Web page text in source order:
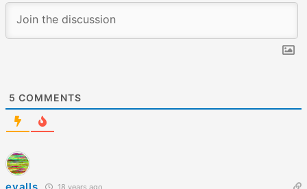
5 COMMENTS
18 years ago